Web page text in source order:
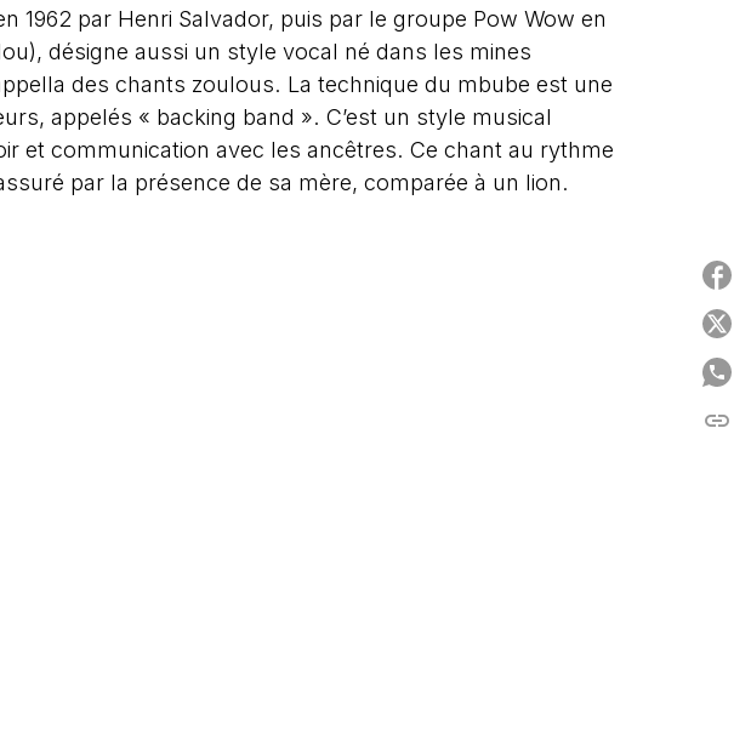
1962 par Henri Salvador, puis par le groupe Pow Wow en
désigne aussi un style vocal né dans les mines
des chants zoulous. La technique du mbube est une
appelés « backing band ». C’est un style musical
et communication avec les ancêtres. Ce chant au rythme
par la présence de sa mère, comparée à un lion.
link